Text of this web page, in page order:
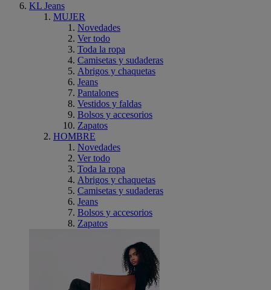
KL Jeans
MUJER
Novedades
Ver todo
Toda la ropa
Camisetas y sudaderas
Abrigos y chaquetas
Jeans
Pantalones
Vestidos y faldas
Bolsos y accesorios
Zapatos
HOMBRE
Novedades
Ver todo
Toda la ropa
Abrigos y chaquetas
Camisetas y sudaderas
Jeans
Bolsos y accesorios
Zapatos